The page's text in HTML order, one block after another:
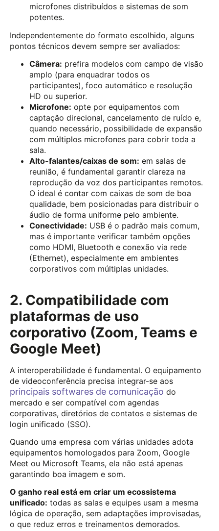
microfones distribuídos e sistemas de som
potentes.
Independentemente do formato escolhido, alguns
pontos técnicos devem sempre ser avaliados:
Câmera: prefira modelos com campo de visão
amplo (para enquadrar todos os
participantes), foco automático e resolução
HD ou superior.
Microfone: opte por equipamentos com
captação direcional, cancelamento de ruído e,
quando necessário, possibilidade de expansão
com múltiplos microfones para cobrir toda a
sala.
Alto-falantes/caixas de som: em salas de
reunião, é fundamental garantir clareza na
reprodução da voz dos participantes remotos.
O ideal é contar com caixas de som de boa
qualidade, bem posicionadas para distribuir o
áudio de forma uniforme pelo ambiente.
Conectividade: USB é o padrão mais comum,
mas é importante verificar também opções
como HDMI, Bluetooth e conexão via rede
(Ethernet), especialmente em ambientes
corporativos com múltiplas unidades.
2. Compatibilidade com
plataformas de uso
corporativo (Zoom, Teams e
Google Meet)
A interoperabilidade é fundamental. O equipamento
de videoconferência precisa integrar-se aos
principais softwares de comunicação do
mercado e ser compatível com agendas
corporativas, diretórios de contatos e sistemas de
login unificado (SSO).
Quando uma empresa com várias unidades adota
equipamentos homologados para Zoom, Google
Meet ou Microsoft Teams, ela não está apenas
garantindo boa imagem e som.
O ganho real está em criar um ecossistema
unificado: todas as salas e equipes usam a mesma
lógica de operação, sem adaptações improvisadas,
o que reduz erros e treinamentos demorados.